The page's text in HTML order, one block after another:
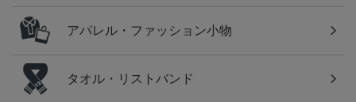
アパレル・ファッション小物
タオル・リストバンド